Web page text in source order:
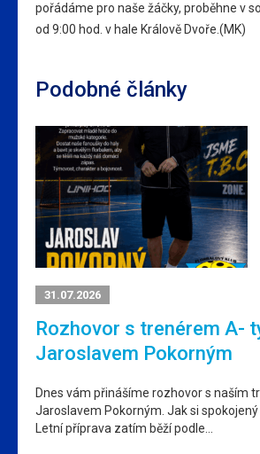
pořádáme pro naše žáčky, proběhne v
od 9:00 hod. v hale Králově Dvoře.(MK)
Podobné články
31.07.2026
Rozhovor s trenérem A-
Jaroslavem Pokorným
Dnes vám přinášíme rozhovor s naším
Jaroslavem Pokorným. Jak si
Letní příprava zatím běží podle…